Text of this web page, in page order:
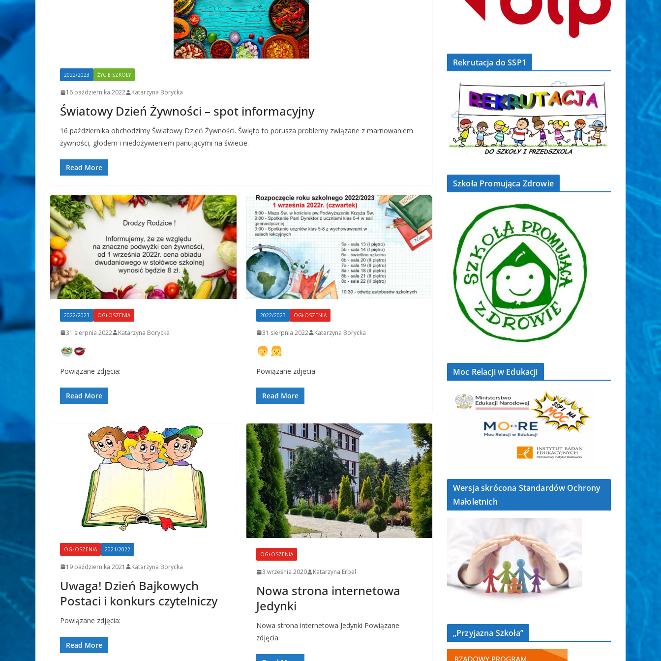
2022/2023 ŻYCIE SZKOŁY
16 października 2022 Katarzyna Borycka
Światowy Dzień Żywności – spot informacyjny
16 października obchodzimy Światowy Dzień Żywności. Święto to porusza problemy związane z marnowaniem
żywności, głodem i niedożywieniem panującymi na świecie.
Read More
2022/2023 OGŁOSZENIA
31 sierpnia 2022 Katarzyna Borycka
Powiązane zdjęcia:
Read More
2022/2023 OGŁOSZENIA
31 sierpnia 2022 Katarzyna Borycka
Powiązane zdjęcia:
Read More
OGŁOSZENIA 2021/2022
19 października 2021 Katarzyna Borycka
Uwaga! Dzień Bajkowych
Postaci i konkurs czytelniczy
Powiązane zdjęcia:
Read More
OGŁOSZENIA
3 września 2020 Katarzyna Erbel
Nowa strona internetowa
Jedynki
Nowa strona internetowa Jedynki Powiązane
zdjęcia:
Rekrutacja do SSP1
Szkoła Promująca Zdrowie
Moc Relacji w Edukacji
Wersja skrócona Standardów Ochrony
Małoletnich
„Przyjazna Szkoła”